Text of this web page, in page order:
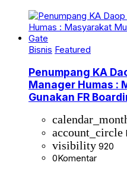
Bisnis Featured
Penumpang KA
Manager Humas :
Gunakan FR
account_circle
visibility 920
0Komentar